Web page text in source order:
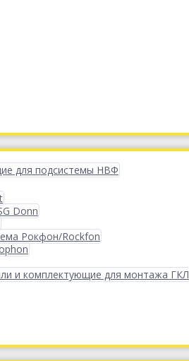
для подсистемы НВФ
Donn
Рокфон/Rockfon
и комплектующие для монтажа ГКЛ